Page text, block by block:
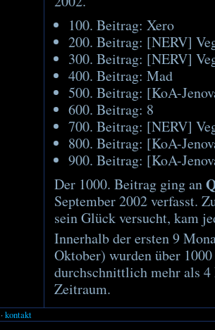
100. Beitrag: Xero
200. Beitrag: [NERV]
300. Beitrag: [NERV]
400. Beitrag: Mad
500. Beitrag: [KoA-
600. Beitrag: 8
700. Beitrag: [NERV]
800. Beitrag: [KoA-
900. Beitrag: [KoA-
Der 1000. Beitrag ging an
September 2002 verfasst.
sein Glück versucht, kam
Innerhalb der ersten 9
Oktober) wurden über
durchschnittlich mehr als
Zeitraum.
·kontakt